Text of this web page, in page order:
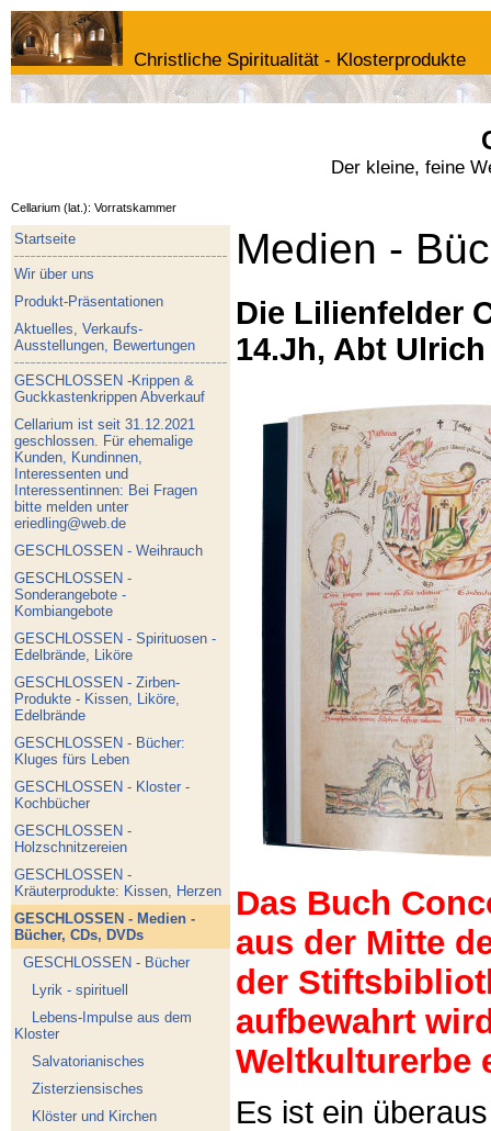
Christliche Spiritualität - Klosterprodukte
Der kleine, feine
Cellarium (lat.): Vorratskammer
Startseite
Wir über uns
Produkt-Präsentationen
Aktuelles, Verkaufs-
Ausstellungen, Bewertungen
GESCHLOSSEN -Krippen &
Guckkastenkrippen Abverkauf
Cellarium ist seit 31.12.2021
geschlossen. Für ehemalige
Kunden, Kundinnen,
Interessenten und
Interessentinnen: Bei Fragen
bitte melden unter
eriedling@web.de
GESCHLOSSEN - Weihrauch
GESCHLOSSEN -
Sonderangebote -
Kombiangebote
GESCHLOSSEN - Spirituosen -
Edelbrände, Liköre
GESCHLOSSEN - Zirben-
Produkte - Kissen, Liköre,
Edelbrände
GESCHLOSSEN - Bücher:
Kluges fürs Leben
GESCHLOSSEN - Kloster -
Kochbücher
GESCHLOSSEN -
Holzschnitzereien
GESCHLOSSEN -
Kräuterprodukte: Kissen, Herzen
GESCHLOSSEN - Medien -
Bücher, CDs, DVDs
GESCHLOSSEN - Bücher
Lyrik - spirituell
Lebens-Impulse aus dem
Kloster
Salvatorianisches
Zisterziensisches
Klöster und Kirchen
Medien -
Die Lilienfelder
14.Jh, Abt
Das Buch
aus der Mitte
der
aufbewahrt
Weltkulturerbe
Es ist ein